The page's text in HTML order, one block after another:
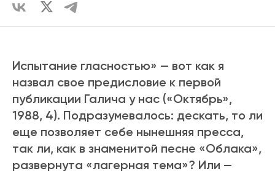
Испытание гласностью» — вот как я
назвал свое предисловие к первой
публикации Галича у нас («Октябрь»,
1988, 4). Подразумевалось: дескать, то ли
еще позволяет себе нынешняя пресса,
так ли, как в знаменитой песне «Облака»,
развернута «лагерная тема»? Или —